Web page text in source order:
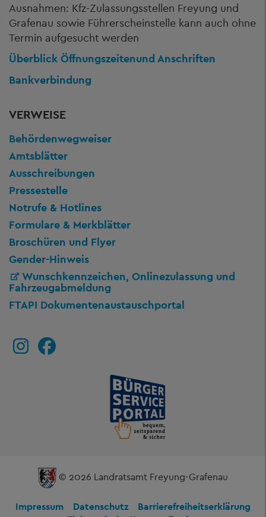
Ausnahmen: Kfz-Zulassungsstellen Freyung und
Grafenau sowie Führerscheinstelle kann auch ohne
Termin aufgesucht werden
Überblick Öffnungszeitenund Anschriften
Bankverbindung
VERWEISE
Behördenwegweiser
Amtsblätter
Ausschreibungen
Pressestelle
Notrufe & Hotlines
Formulare & Merkblätter
Broschüren und Flyer
Gender-Hinweis
Wunschkennzeichen, Onlinezulassung und
Fahrzeugabmeldung
FTAPI Dokumentenaustauschportal
© 2026 Landratsamt Freyung-Grafenau
Impressum Datenschutz
Barrierefreiheitserklärung